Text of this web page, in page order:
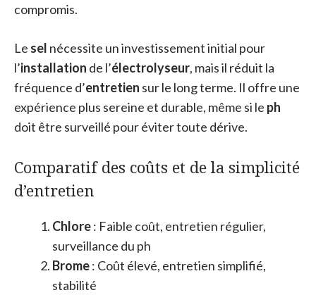
compromis.
Le sel nécessite un investissement initial pour
l’installation de l’électrolyseur, mais il réduit la
fréquence d’entretien sur le long terme. Il offre une
expérience plus sereine et durable, même si le ph
doit être surveillé pour éviter toute dérive.
Comparatif des coûts et de la simplicité
d’entretien
Chlore: Faible coût, entretien régulier,
surveillance du ph
Brome: Coût élevé, entretien simplifié,
stabilité